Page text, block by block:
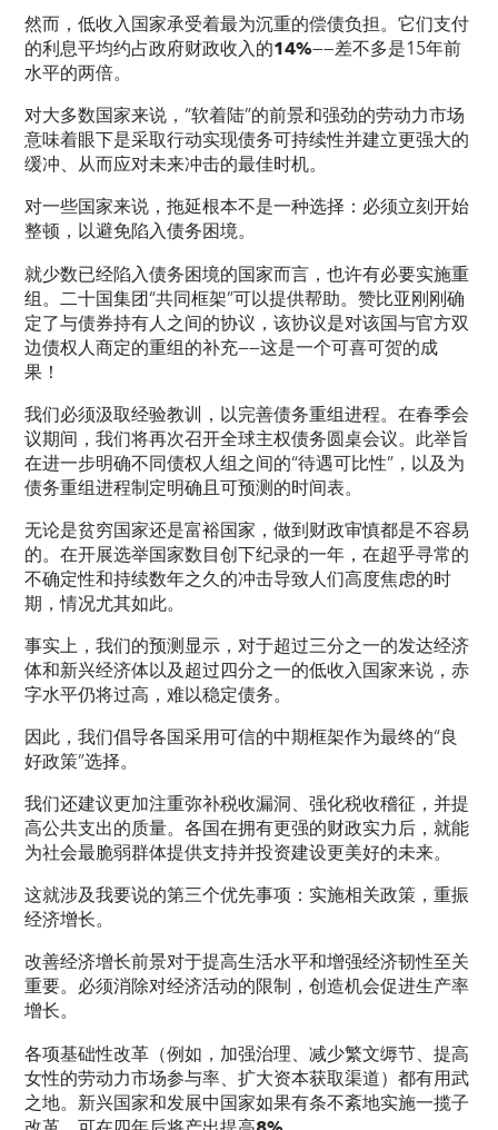
然而，低收入国家承受着最为沉重的偿债负担。它们支付
的利息平均约占政府财政收入的14%——差不多是15年前
水平的两倍。
对大多数国家来说，“软着陆”的前景和强劲的劳动力市场
意味着眼下是采取行动实现债务可持续性并建立更强大的
缓冲、从而应对未来冲击的最佳时机。
对一些国家来说，拖延根本不是一种选择：必须立刻开始
整顿，以避免陷入债务困境。
就少数已经陷入债务困境的国家而言，也许有必要实施重
组。二十国集团“共同框架”可以提供帮助。赞比亚刚刚确
定了与债券持有人之间的协议，该协议是对该国与官方双
边债权人商定的重组的补充——这是一个可喜可贺的成
果！
我们必须汲取经验教训，以完善债务重组进程。在春季会
议期间，我们将再次召开全球主权债务圆桌会议。此举旨
在进一步明确不同债权人组之间的“待遇可比性”，以及为
债务重组进程制定明确且可预测的时间表。
无论是贫穷国家还是富裕国家，做到财政审慎都是不容易
的。在开展选举国家数目创下纪录的一年，在超乎寻常的
不确定性和持续数年之久的冲击导致人们高度焦虑的时
期，情况尤其如此。
事实上，我们的预测显示，对于超过三分之一的发达经济
体和新兴经济体以及超过四分之一的低收入国家来说，赤
字水平仍将过高，难以稳定债务。
因此，我们倡导各国采用可信的中期框架作为最终的“良
好政策”选择。
我们还建议更加注重弥补税收漏洞、强化税收稽征，并提
高公共支出的质量。各国在拥有更强的财政实力后，就能
为社会最脆弱群体提供支持并投资建设更美好的未来。
这就涉及我要说的第三个优先事项：实施相关政策，重振
经济增长。
改善经济增长前景对于提高生活水平和增强经济韧性至关
重要。必须消除对经济活动的限制，创造机会促进生产率
增长。
各项基础性改革（例如，加强治理、减少繁文缛节、提高
女性的劳动力市场参与率、扩大资本获取渠道）都有用武
之地。新兴国家和发展中国家如果有条不紊地实施一揽子